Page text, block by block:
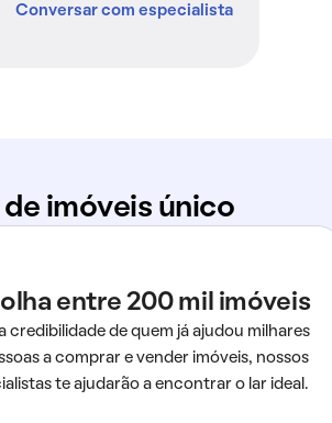
Conversar com especialista
imóveis único
entre 200 mil imóveis
credibilidade de quem já ajudou milhares
a comprar e vender imóveis, nossos
te ajudarão a encontrar o lar ideal.